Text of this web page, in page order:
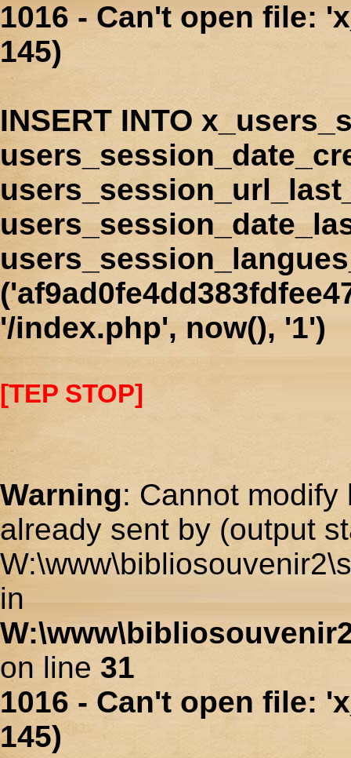
1016 - Can't open file:
145)
INSERT INTO
'/index.php', now(), '1')
[TEP STOP]
Warning: Cannot
already sent by (output
in
on line 31
1016 - Can't open file:
145)